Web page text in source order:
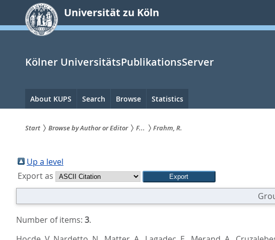
springen
Universität zu Köln
Kölner UniversitätsPublikationsServer
Hauptnavigation
About KUPS Search Browse Statistics
sind
hier:
Start Browse by Author or Editor F... Frahm, R.
Up a level
Export as
Number of items: 3.